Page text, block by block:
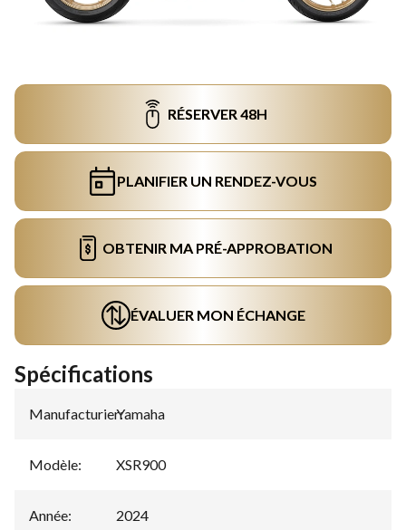
RÉSERVER 48H
PLANIFIER UN RENDEZ-VOUS
OBTENIR MA PRÉ-APPROBATION
ÉVALUER MON ÉCHANGE
Spécifications
Manufacturier:
Yamaha
Modèle: XSR900
Année: 2024